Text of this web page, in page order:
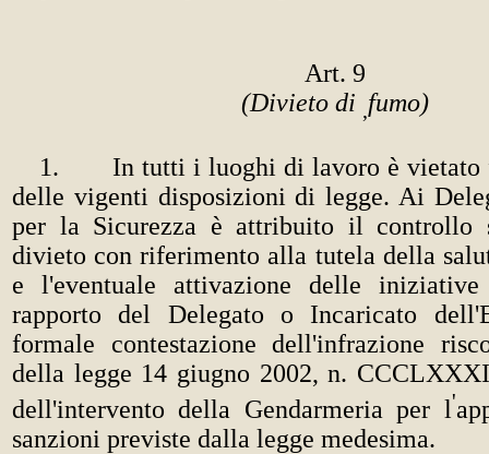
Art. 9
(Divieto di ,fumo)
1. In tutti i luoghi di lavoro è vietato
delle vigenti disposizioni di legge. Ai
per la Sicurezza è attribuito il controllo
divieto con riferimento alla tutela della
e l'eventuale attivazione delle
rapporto del Delegato o Incaricato
formale contestazione dell'infrazione
della legge 14 giugno 2002, n.
dell'intervento della Gendarmeria per l'
sanzioni previste dalla legge medesima.